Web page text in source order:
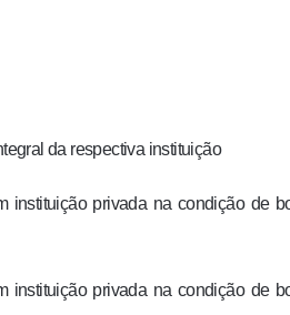
da respectiva instituição
instituição privada na condição de
instituição privada na condição de